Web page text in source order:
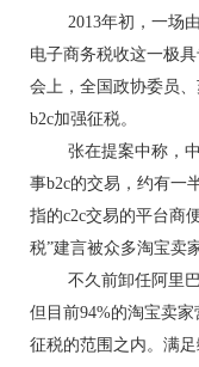
2013年初，一场由
电子商务税收这一极
会上，全国政协委员
b2c加强征税。
张在提案中称，中
事b2c的交易，约有一
指的c2c交易的平台商
税”建言被众多淘宝卖
不久前卸任阿里巴
但目前94%的淘宝卖
征税的范围之内。满